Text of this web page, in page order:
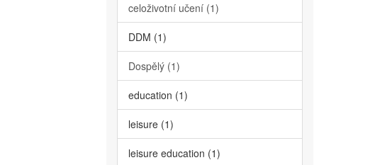
celoživotní učení (1)
DDM (1)
Dospělý (1)
education (1)
leisure (1)
leisure education (1)